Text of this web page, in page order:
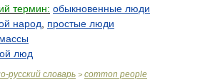
термин: обыкновенные люди
народ
простые люди
люд
русский словарь > common people